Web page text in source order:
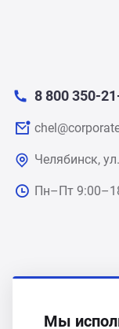
8 800 350-
Челябинск,
Пн–Пт
Мы